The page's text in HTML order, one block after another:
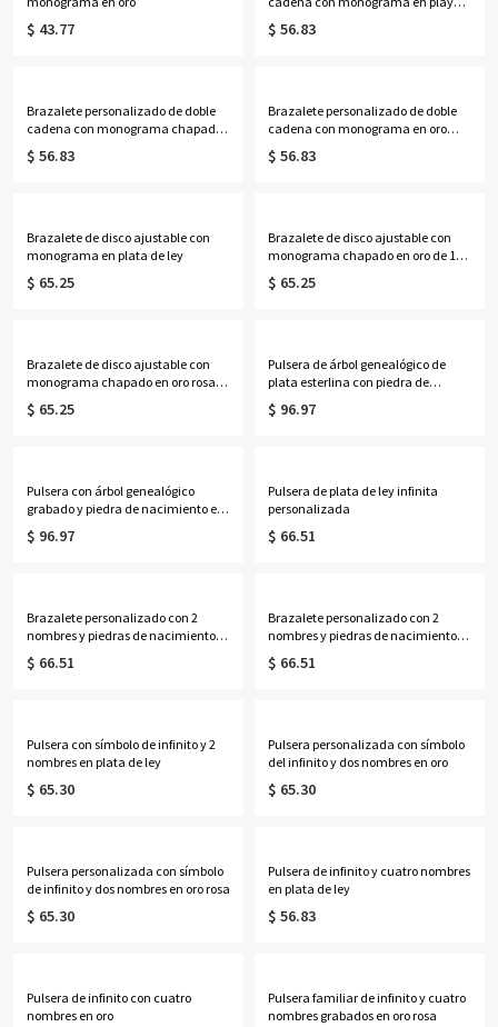
$ 43.77
de ley
$ 56.83
Brazalete personalizado de doble
cadena con monograma chapado
en oro de 18 quilates
$ 56.83
Brazalete personalizado de doble
cadena con monograma en oro
rosa
$ 56.83
Brazalete de disco ajustable con
monograma en plata de ley
$ 65.25
Brazalete de disco ajustable con
monograma chapado en oro de 18
quilates
$ 65.25
Brazalete de disco ajustable con
monograma chapado en oro rosa
de 18 quilates
$ 65.25
Pulsera de árbol genealógico de
plata esterlina con piedra de
nacimiento grabada
$ 96.97
Pulsera con árbol genealógico
grabado y piedra de nacimiento en
oro rosa
$ 96.97
Pulsera de plata de ley infinita
personalizada
$ 66.51
Brazalete personalizado con 2
nombres y piedras de nacimiento
símbolo de infinito en oro
$ 66.51
Brazalete personalizado con 2
nombres y piedras de nacimiento
símbolo de infinito en oro rosa
$ 66.51
Pulsera con símbolo de infinito y 2
nombres en plata de ley
$ 65.30
Pulsera personalizada con símbolo
del infinito y dos nombres en oro
$ 65.30
Pulsera personalizada con símbolo
de infinito y dos nombres en oro rosa
$ 65.30
Pulsera de infinito y cuatro nombres
en plata de ley
$ 56.83
Pulsera de infinito con cuatro
nombres en oro
Pulsera familiar de infinito y cuatro
nombres grabados en oro rosa